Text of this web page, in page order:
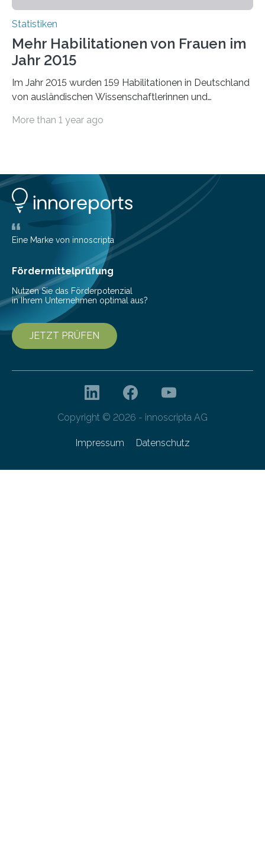
Statistiken
Mehr Habilitationen von Frauen im
Jahr 2015
Im Jahr 2015 wurden 159 Habilitationen in Deutschland
von ausländischen Wissenschaftlerinnen und
More than 1 year ago
Eine Marke von innoscripta
Fördermittelprüfung
Nutzen Sie das Förderpotenzial
in Ihrem Unternehmen optimal aus?
JETZT PRÜFEN
Copyright © 2026 - innoscripta AG
Impressum Datenschutz